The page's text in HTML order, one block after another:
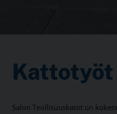
Kattotyöt
Salon Teollisuuskatot on